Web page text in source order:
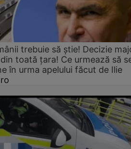
trebuie să știe! Decizie
toată țara! Ce urmează să
în urma apelului făcut de Ilie